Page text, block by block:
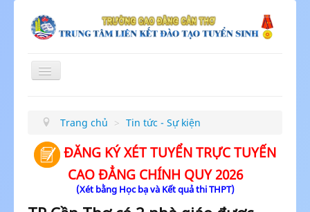
Toggle
Trang chủ > Tin tức - Sự kiện
ĐĂNG KÝ XÉT TUYỂN TRỰC TUYẾN
CAO ĐẲNG CHÍNH QUY 2026
(Xét bằng Học bạ và Kết quả thi THPT)